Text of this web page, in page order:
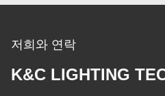
저희와 연락
K&C LIGHTING